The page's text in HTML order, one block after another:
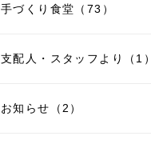
手づくり食堂（73）
支配人・スタッフより（1）
お知らせ（2）